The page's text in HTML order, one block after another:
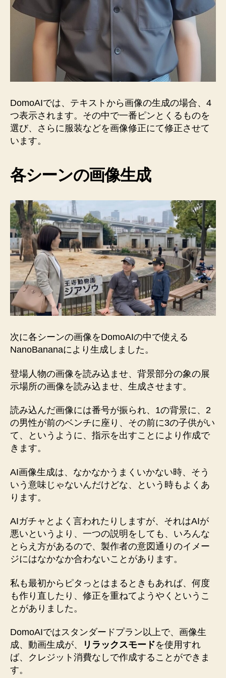
DomoAIでは、テキストから画像の生成の場合、4
つ表示されます。その中で一番ピンとくるものを
選び、さらに服装などを画像修正にて修正させて
います。
各シーンの画像生成
次に各シーンの画像をDomoAIの中で使える
NanoBananaにより生成しました。
登場人物の画像を読み込ませ、背景部分の象の展
示場所の画像を読み込ませ、生成させます。
読み込んだ画像には番号が振られ、1の背景に、2
の男性が前のベンチに座り、その前に3の子供がい
て、というように、指示を出すことにより作成で
きます。
AI画像生成は、なかなかうまくいかない時、そう
いう意味じゃないんだけどな、という時もよくあ
ります。
AIガチャとよく言われたりしますが、それはAIが
悪いというより、一つの説明をしても、いろんな
とらえ方があるので、製作者の意図通りのイメー
ジにはなかなか合わないことがあります。
私も最初からピタっとはまるときもあれば、何度
も作り直したり、修正を重ねてようやくというこ
とがありました。
DomoAIではスタンダードプラン以上で、画像生
成、動画生成が、
リラックスモードを使用すれ
ば、クレジット消費なしで作成することができま
す。